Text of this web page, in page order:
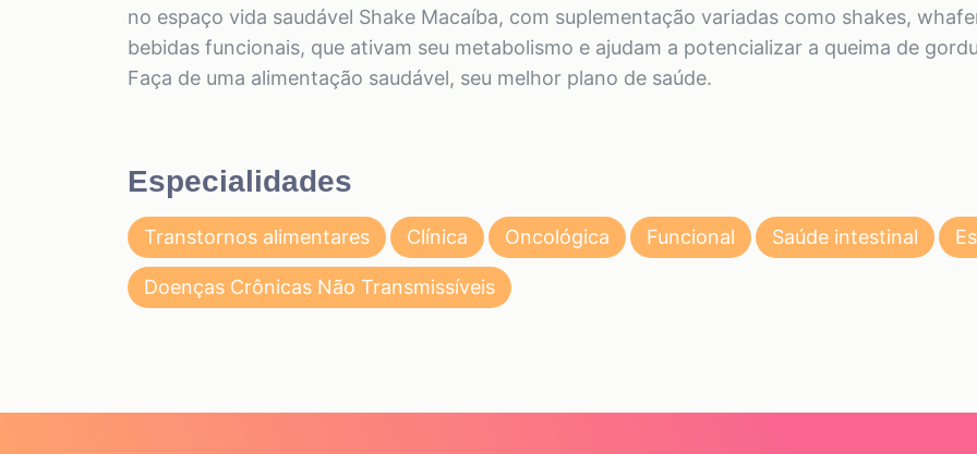
no espaço vida saudável Shake Macaíba, com suplementação variadas como shakes,
bebidas funcionais, que ativam seu metabolismo e ajudam a potencializar a queima de
Faça de uma alimentação saudável, seu melhor plano de saúde.
Especialidades
Transtornos alimentares Clínica Oncológica Funcional Saúde intestinal
Doenças Crônicas Não Transmissíveis